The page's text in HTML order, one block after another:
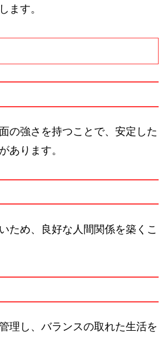
ます。
の強さを持つことで、安定した
あります。
ため、良好な人間関係を築くこ
理し、バランスの取れた生活を